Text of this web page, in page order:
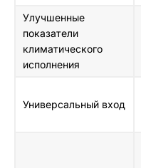
Улучшенные
показатели
климатического
исполнения
Универсальный вход